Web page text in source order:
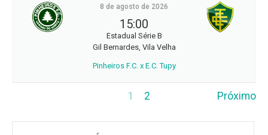
8 de agosto de 2026
15:00
Estadual Série B
Gil Bernardes, Vila Velha
Pinheiros F.C. x E.C. Tupy
1 2 Próximo